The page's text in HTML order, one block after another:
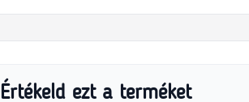
Értékeld ezt a terméket